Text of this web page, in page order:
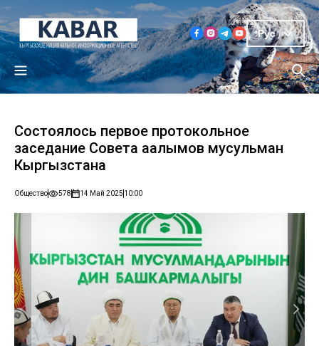
Рус
Состоялось первое протокольное
заседание Совета аалымов мусульман
Кыргызстана
Общество 578 14 Май 2025 10:00